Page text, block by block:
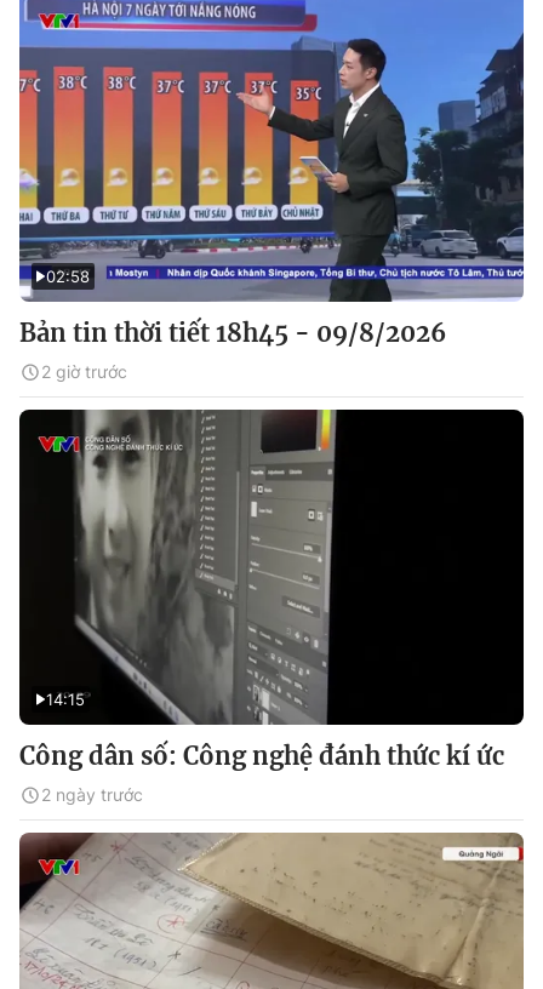
02:58
Bản tin thời tiết 18h45 - 09/8/2026
2 giờ trước
14:15
Công dân số: Công nghệ đánh thức kí ức
2 ngày trước